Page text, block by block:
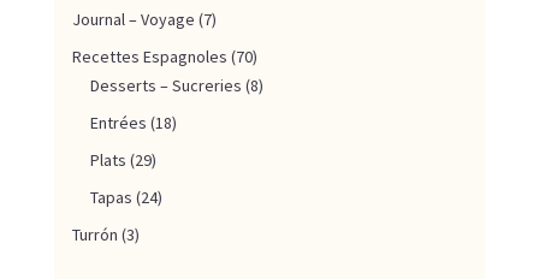
Journal – Voyage (7)
Recettes Espagnoles (70)
Desserts – Sucreries (8)
Entrées (18)
Plats (29)
Tapas (24)
Turrón (3)